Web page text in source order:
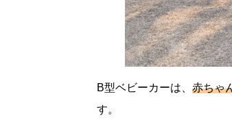
B型ベビーカーは、 赤ちゃ
す。